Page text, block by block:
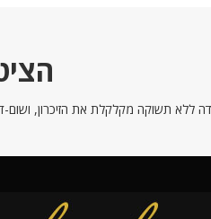
ללא תשוקה מקלקלת את הזיכרון, ושום-